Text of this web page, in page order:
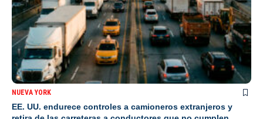
NUEVA YORK
EE. UU. endurece controles a camioneros extranjeros y